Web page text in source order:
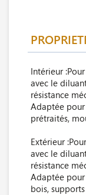
Intérieur
avec le
résistance
Adaptée
prétraités,
Extérieur
avec le
résistance
Adaptée
bois,